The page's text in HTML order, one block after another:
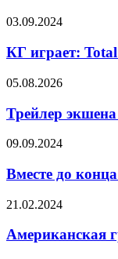
КГ
Total
War:
Shogun
2
03.09.2024
КГ играет:
Трейлер
«Жестокая
ночь 2»
показывает
деле
злого
и
опасную
05.08.2026
Трейлер
Вместе
конца:
анонс
нового
трейлера
«Венома
3:
09.09.2024
Вместе до
Американская
война
21.02.2024
Американская